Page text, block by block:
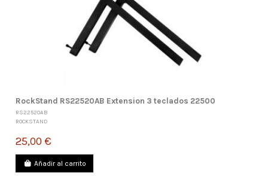
RockStand RS22520AB Extension 3 teclados 22500
RS22520AB
ROCKSTAND
25,00 €
Añadir al carrito